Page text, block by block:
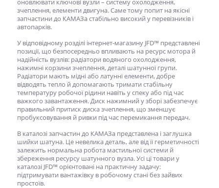
оновлювати ключові вузли – систему охолодження,
зчеплення, елементи двигуна. Саме тому попит на якісні
запчастини до КАМАЗастабільно високий у перевізників і
автопарків.
У відповідному розділі інтернет-магазину JFD™ представлені
позиції, що безпосередньо впливають на ресурс мотора й
надійність вузлів: радіатори водяного охолодження,
нажимні корзини зчеплення, деталі шатунної групи.
Радіатори мають мідні або латунні елементи, добре
відводять тепло й допомагають тримати стабільну
температуру робочої рідини навіть у спеку або під час
важкого завантаження. Диск нажимний у зборі забезпечує
правильний притиск диска зчеплення, що зменшує
пробуксовування й ривки під час перемикання передач.
В каталозі запчастин до КАМАЗа представлена і заглушка
шийки шатуна. Це невелика деталь, але від її герметичності
залежить нормальна робота мастильної системи й
збереження ресурсу шатунного вузла. Усі ці товари у
каталозі JFD™ орієнтовані на практичну задачу:
підтримувати вантажівку в робочому стані без зайвих
простоїв.